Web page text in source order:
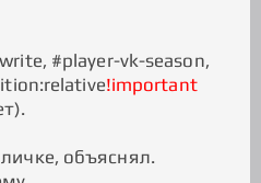
#player-vk-season,
!important
личке, объяснял.